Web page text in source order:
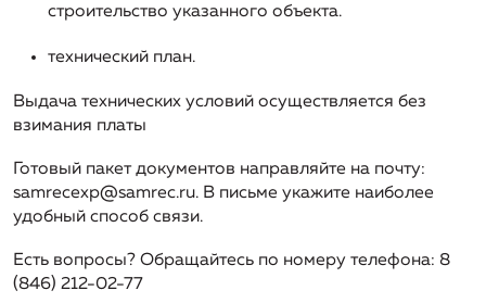
теплоснабжения
строительство указанного объекта.
технический план.
Выдача технических условий осуществляется без
взимания платы
Готовый пакет документов направляйте на почту:
samrecexp@samrec.ru. В письме укажите наиболее
удобный способ связи.
Есть вопросы? Обращайтесь по номеру телефона: 8
(846) 212-02-77